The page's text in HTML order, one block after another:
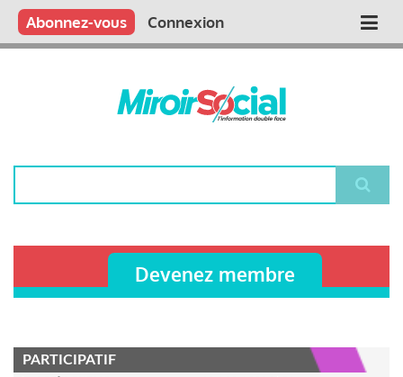
Aller
contenu
Main
Qui sommes nous ?
Vous publiez
Nous publions
Contactez-nous
Abonnez-vous Connexion
Devenez membre
PARTICIPATIF